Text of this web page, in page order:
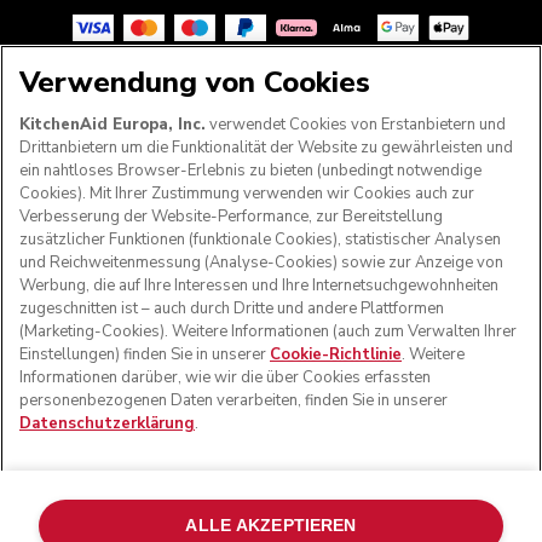
FOLGEN SIE UNS
© KitchenAid 2026 - Alle Rechte vorbehalten. KitchenAid
und das Design der Küchenmaschine sind eingetragene
Marken in den USA und in anderen Ländern.
Online-Schlichtung
Verwendung von Cookies
KitchenAid Europa, Inc. verwendet Cookies von Erstanbietern und
Drittanbietern um die Funktionalität der Website zu gewährleisten und
ein nahtloses Browser-Erlebnis zu bieten (unbedingt notwendige
Cookies). Mit Ihrer Zustimmung verwenden wir Cookies auch zur
Verbesserung der Website-Performance, zur Bereitstellung
zusätzlicher Funktionen (funktionale Cookies), statistischer Analysen
und Reichweitenmessung (Analyse-Cookies) sowie zur Anzeige von
Werbung, die auf Ihre Interessen und Ihre Internetsuchgewohnheiten
zugeschnitten ist – auch durch Dritte und andere Plattformen
(Marketing-Cookies). Weitere Informationen (auch zum Verwalten Ihrer
Einstellungen) finden Sie in unserer Cookie-Richtlinie. Weitere
Informationen darüber, wie wir die über Cookies erfassten
personenbezogenen Daten verarbeiten, finden Sie in unserer
Datenschutzerklärung.
ALLE AKZEPTIEREN